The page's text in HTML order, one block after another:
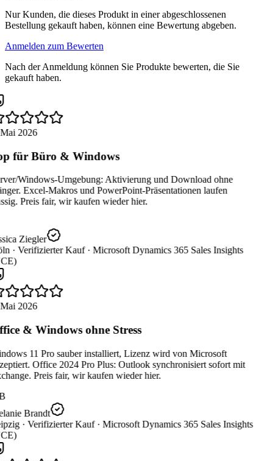
Nur Kunden, die dieses Produkt in einer abgeschlossenen
Bestellung gekauft haben, können eine Bewertung abgeben.
Anmelden zum Bewerten
Nach der Anmeldung können Sie Produkte bewerten, die Sie
gekauft haben.
2026
für Büro & Windows
Windows-Umgebung: Aktivierung und Download ohne
Excel-Makros und PowerPoint-Präsentationen laufen
Preis fair, wir kaufen wieder hier.
Ziegler
· Verifizierter Kauf · Microsoft Dynamics 365 Sales Insights
2026
& Windows ohne Stress
11 Pro sauber installiert, Lizenz wird von Microsoft
Office 2024 Pro Plus: Outlook synchronisiert sofort mit
Preis fair, wir kaufen wieder hier.
Brandt
· Verifizierter Kauf · Microsoft Dynamics 365 Sales Insights